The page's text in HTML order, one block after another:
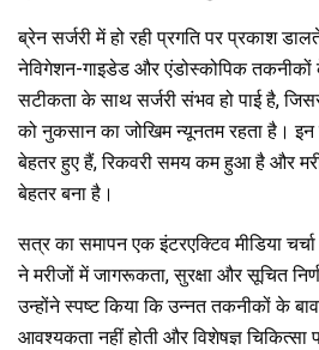
ब्रेन सर्जरी में हो रही प्रगति पर प्रकाश
नेविगेशन-गाइडेड और एंडोस्कोपिक
सटीकता के साथ सर्जरी संभव हो पाई है,
को नुकसान का जोखिम न्यूनतम रहता है। इन
बेहतर हुए हैं, रिकवरी समय कम हुआ है और
बेहतर बना है।
सत्र का समापन एक इंटरएक्टिव मीडिया
ने मरीजों में जागरूकता, सुरक्षा और सूचित
उन्होंने स्पष्ट किया कि उन्नत तकनीकों के
आवश्यकता नहीं होती और विशेषज्ञ